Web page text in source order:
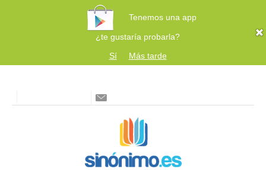
Tenemos una app
¿te gustaría probarla?
Sí
Más tarde